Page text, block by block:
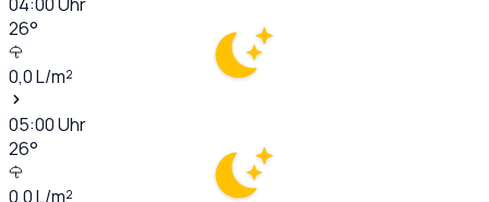
26°
0,0L/m²
05:00Uhr
26°
0,0L/m²